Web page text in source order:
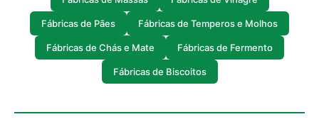
Fábricas de Pães Fábricas de Temperos e Molhos
Fábricas de Chás e Mate Fábricas de Fermento
Fábricas de Biscoitos